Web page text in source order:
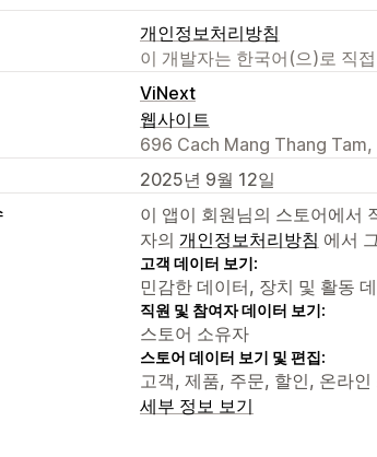
개인정보처리방침
이 개발자는 한국어(으)로 직
ViNext
웹사이트
696 Cach Mang Thang
2025년 9월 12일
이 앱이 회원님의 스토어에서
자의 개인정보처리방침 에서
고객 데이터 보기:
민감한 데이터, 장치 및 활동
직원 및 참여자 데이터 보기:
스토어 소유자
스토어 데이터 보기 및 편집:
고객, 제품, 주문, 할인, 온라
세부 정보 보기